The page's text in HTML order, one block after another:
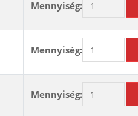
Mennyiség:
Mennyiség:
Mennyiség: